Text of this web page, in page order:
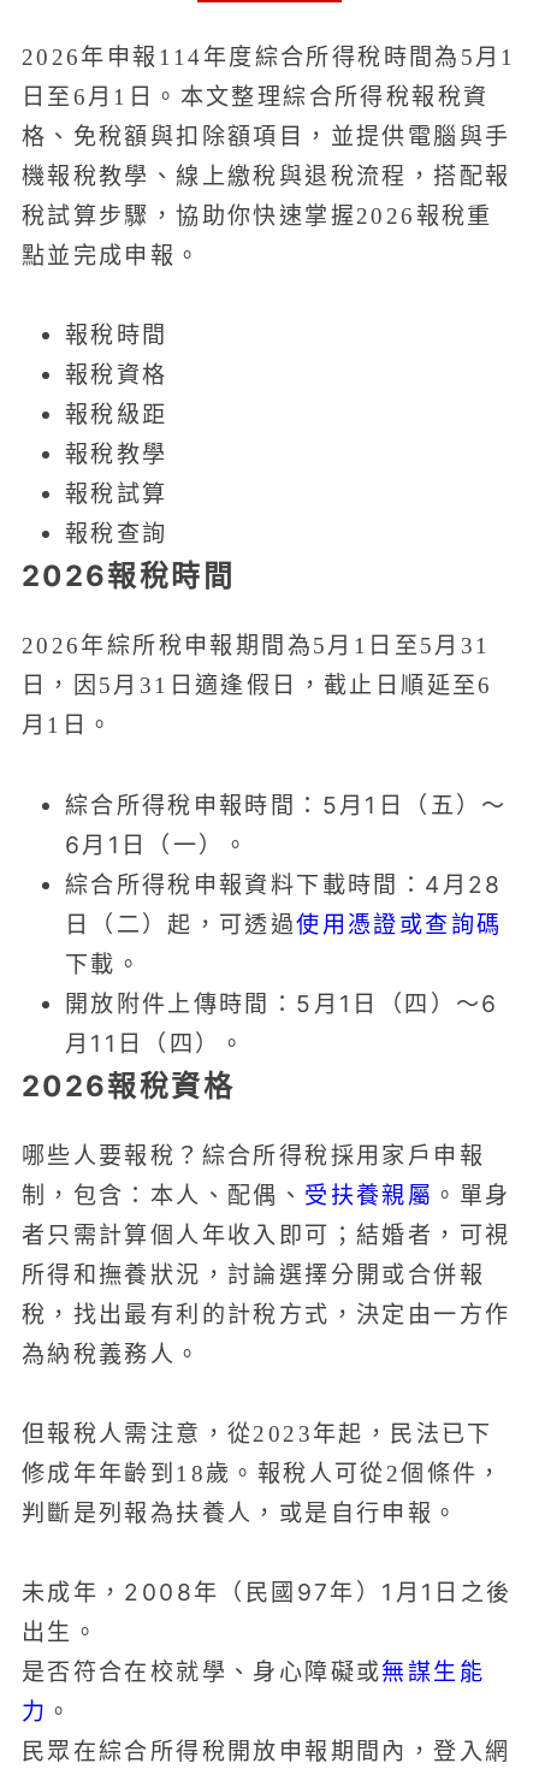
2026年申報114年度綜合所得稅時間為5月1
日至6月1日。本文整理綜合所得稅報稅資
格、免稅額與扣除額項目，並提供電腦與手
機報稅教學、線上繳稅與退稅流程，搭配報
稅試算步驟，協助你快速掌握2026報稅重
點並完成申報。
報稅時間
報稅資格
報稅級距
報稅教學
報稅試算
報稅查詢
2026報稅時間
2026年綜所稅申報期間為5月1日至5月31
日，因5月31日適逢假日，截止日順延至6
月1日。
綜合所得稅申報時間：5月1日（五）～
6月1日（一）。
綜合所得稅申報資料下載時間：4月28
日（二）起，可透過使用憑證或查詢碼
下載。
開放附件上傳時間：5月1日（四）～6
月11日（四）。
2026報稅資格
哪些人要報稅？綜合所得稅採用家戶申報
制，包含：本人、配偶、 受扶養親屬 。單身
者只需計算個人年收入即可；結婚者，可視
所得和撫養狀況，討論選擇分開或合併報
稅，找出最有利的計稅方式，決定由一方作
為納稅義務人。
但報稅人需注意，從2023年起，民法已下
修成年年齡到18歲。報稅人可從2個條件，
判斷是列報為扶養人，或是自行申報。
未成年，2008年（民國97年）1月1日之後
出生。
是否符合在校就學、身心障礙或無謀生能
力 。
民眾在綜合所得稅開放申報期間內，登入網